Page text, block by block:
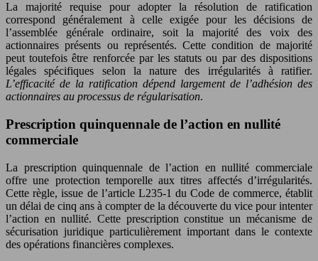
La majorité requise pour adopter la résolution de ratification
correspond généralement à celle exigée pour les décisions de
l’assemblée générale ordinaire, soit la majorité des voix des
actionnaires présents ou représentés. Cette condition de majorité
peut toutefois être renforcée par les statuts ou par des dispositions
légales spécifiques selon la nature des irrégularités à ratifier.
L’efficacité de la ratification dépend largement de l’adhésion des
actionnaires au processus de régularisation.
Prescription quinquennale de l’action en nullité
commerciale
La prescription quinquennale de l’action en nullité commerciale
offre une protection temporelle aux titres affectés d’irrégularités.
Cette règle, issue de l’article L235-1 du Code de commerce, établit
un délai de cinq ans à compter de la découverte du vice pour intenter
l’action en nullité. Cette prescription constitue un mécanisme de
sécurisation juridique particulièrement important dans le contexte
des opérations financières complexes.